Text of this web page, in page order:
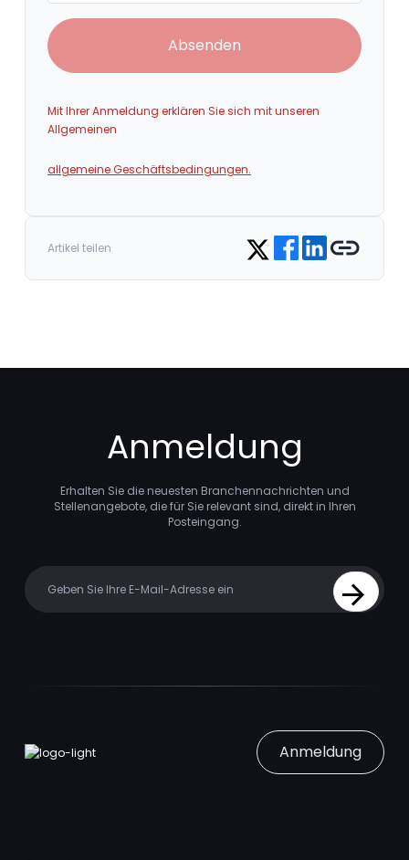
Absenden
Mit Ihrer Anmeldung erklären Sie sich mit unseren
Allgemeinen
allgemeine Geschäftsbedingungen.
Artikel teilen Share on Twitter
Share on Facebook
Share on LinkedIn
Copy link
Anmeldung
Erhalten Sie die neuesten Branchennachrichten und
Stellenangebote, die für Sie relevant sind, direkt in Ihren
Posteingang.
Sign Up
Anmeldung